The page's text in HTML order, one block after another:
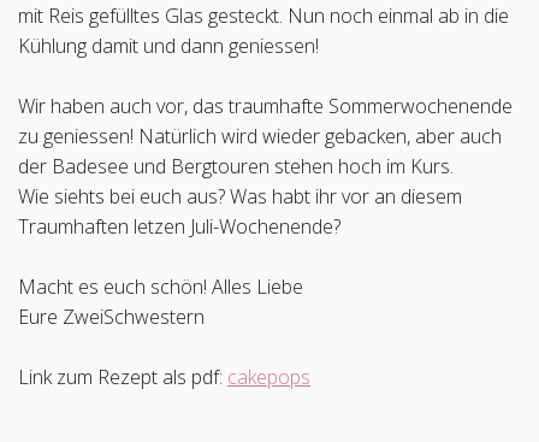
mit Reis gefülltes Glas gesteckt. Nun noch einmal ab in die
Kühlung damit und dann geniessen!
Wir haben auch vor, das traumhafte Sommerwochenende
zu geniessen! Natürlich wird wieder gebacken, aber auch
der Badesee und Bergtouren stehen hoch im Kurs.
Wie siehts bei euch aus? Was habt ihr vor an diesem
Traumhaften letzen Juli-Wochenende?
Macht es euch schön! Alles Liebe
Eure ZweiSchwestern
Link zum Rezept als pdf: cakepops